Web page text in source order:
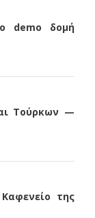
demo δομή
Τούρκων —
της